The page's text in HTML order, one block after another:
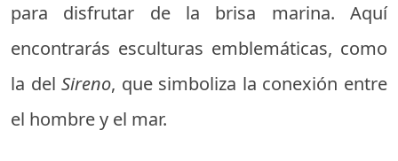
para disfrutar de la brisa marina. Aquí
encontrarás esculturas emblemáticas, como
la delSireno, que simboliza la conexión entre
el hombre y el mar.